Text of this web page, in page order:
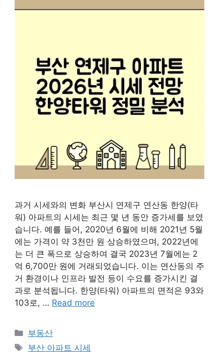
과거 시세와의 변화 부산시 연제구 연산동 한양(타
워) 아파트의 시세는 최근 몇 년 동안 증가세를 보였
습니다. 예를 들어, 2020년 6월에 비해 2021년 5월
에는 가격이 약 3천만 원 상승하였으며, 2022년에
는 더 큰 폭으로 상승하여 결국 2023년 7월에는 2
억 6,700만 원에 거래되었습니다. 이는 연산동의 주
거 환경이나 인프라 발전 등이 수요를 증가시킨 결
과로 분석됩니다. 한양(타워) 아파트의 면적은 93와
103로, … Read more
Categories
부동산
Tags
부산 아파트 시세